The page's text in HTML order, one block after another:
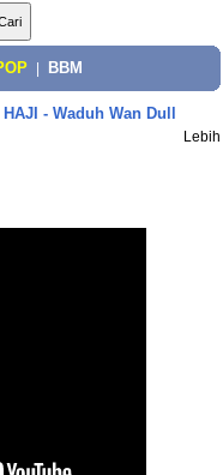
BBM
- Waduh Wan Dull
Lebih